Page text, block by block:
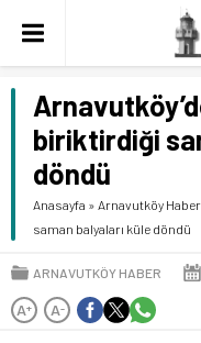
biriktirdiği
döndü
Anasayfa » Arnavutköy Haber
saman balyaları küle döndü
ARNAVUTKÖY HABER
A+ A-